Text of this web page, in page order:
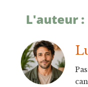
L'auteur :